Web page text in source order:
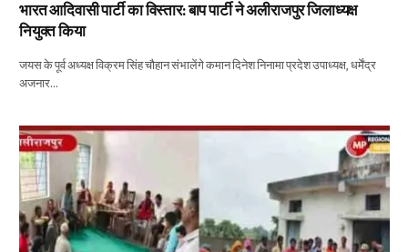
भारत आदिवासी पार्टी का विस्तार: बाप पार्टी ने अलीराजपुर जिलाध्यक्ष
नियुक्त किया
जयस के पूर्व अध्यक्ष विक्रम सिंह चौहान संभालेंगे कमान दिनेश निनामा प्रदेश उपाध्यक्ष, धर्मेंद्र
अजनार…